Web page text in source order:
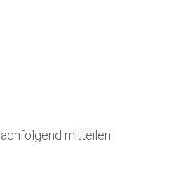
mitteilen: